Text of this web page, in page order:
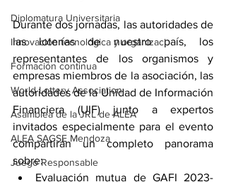
Diplomatura Universitaria
Innovación tecnológica y organizaci
Formación continua
World Lottery Association
Asamblea de la JRL de ALEA
ALEA SAGSE Mendoza
Juego Responsable
Durante dos jornadas, las autoridades de
las loterías de nuestro país, los
representantes de los organismos y
empresas miembros de la asociación, las
autoridades de la Unidad de Información
Financiera (UIF) junto a expertos
invitados especialmente para el evento
compartirán un completo panorama
sobre:
Evaluación mutua de GAFI 2023-